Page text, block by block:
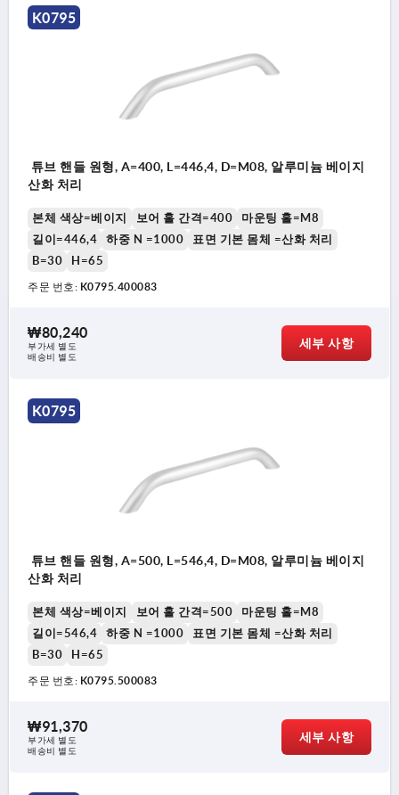
K0795
튜브 핸들 원형, A=400, L=446,4, D=M08, 알루미늄 베이지
산화 처리
본체 색상=베이지 보어 홀 간격=400
마운팅 홀=M8
길이=446,4
하중 N =1000
표면 기본 몸체 =산화 처리
B=30
H=65
주문 번호: K0795.400083
₩80,240
부가세 별도
배송비 별도
세부 사항
K0795
튜브 핸들 원형, A=500, L=546,4, D=M08, 알루미늄 베이지
산화 처리
본체 색상=베이지 보어 홀 간격=500
마운팅 홀=M8
길이=546,4
하중 N =1000
표면 기본 몸체 =산화 처리
B=30
H=65
주문 번호: K0795.500083
₩91,370
부가세 별도
배송비 별도
세부 사항